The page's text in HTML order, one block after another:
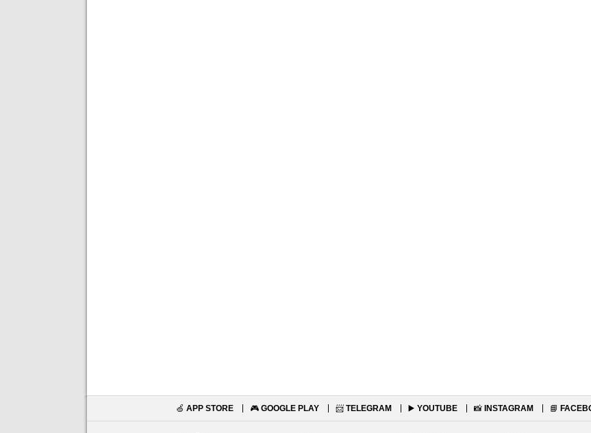
🍏 APP STORE 🎮 GOOGLE PLAY 📨 TELEGRAM ▶️ YOUTUBE 📸 INSTAGRAM 📘